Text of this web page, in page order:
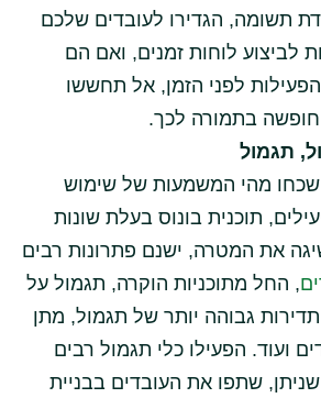
תשומה, הגדירו לעובדים שלכם
לביצוע לוחות זמנים, ואם הם
לפני הזמן, אל תחששו
בתמורה לכך.
תגמול
מהי המשמעות של שימוש
תוכנית בונוס בעלת שונות
את המטרה, ישנם פתרונות רבים
, החל מתוכניות הוקרה, תגמול על
גבוהה יותר של תגמול, מתן
ועוד. הפעילו כלי תגמול רבים
שניתן, שתפו את העובדים בבניית